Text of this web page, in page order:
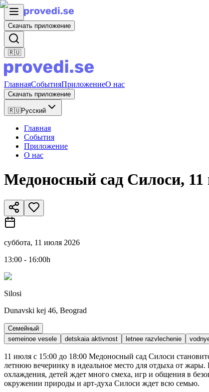
Скачать приложение
🇷🇺
ГлавнаяСобытияПриложениеО нас
Скачать приложение
🇷🇺Русский
Главная
События
Приложение
О нас
Медоносный сад Силоси,
суббота, 11 июля 2026
13:00 - 16:00h
Silosi
Dunavski kej 46, Beograd
Семейный
semeinoe vesele
detskaia aktivnost letnee razvlechenie
11 июля с 15:00 до 18:00 Медоносный сад Силоси
летнюю вечеринку в идеальное место для отдыха от
охлаждения, детей ждет много смеха, игр и общения в
окружении природы и арт-духа Силоси ждет всю семью.